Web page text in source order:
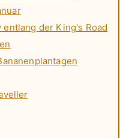
der King's Road